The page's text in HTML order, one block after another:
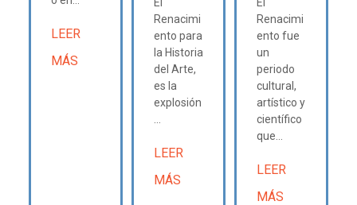
LEER
MÁS
Renacimi
ento para
la Historia
del Arte,
es la
explosión
LEER
MÁS
Renacimi
ento fue
un
periodo
cultural,
artístico y
científico
que...
LEER
MÁS